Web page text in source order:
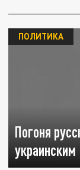
Погоня
ПОЛИТИКА